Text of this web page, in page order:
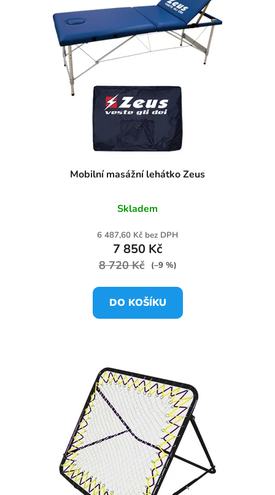
Mobilní masážní lehátko Zeus
Skladem
6 487,60 Kč bez DPH
7 850 Kč
8 720 Kč (–9 %)
DO KOŠÍKU